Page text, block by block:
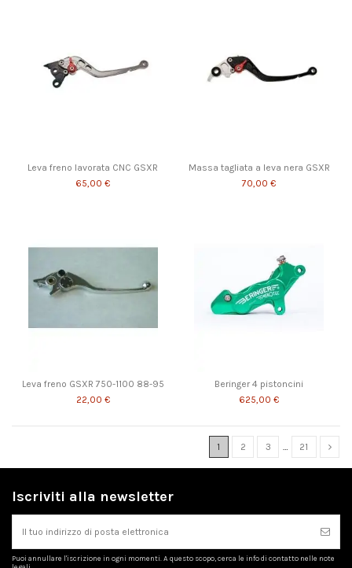
Leva freno lavorata CNC GSXR
65,00 €
Massa tagliata a leva nera GSXR
70,00 €
Leva freno GSXR 750-1100 88-95
22,00 €
Beringer 4 pistoncini
625,00 €
1 2 3 … 21
Iscriviti alla newsletter
Puoi annullare l'iscrizione in ogni momenti. A questo scopo, cerca le info di contatto nelle note